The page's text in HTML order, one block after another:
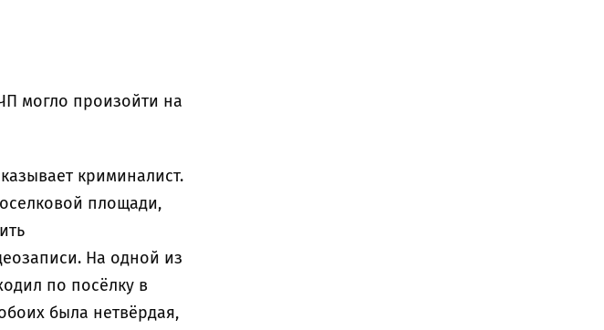
могло произойти на
криминалист.
площади,
На одной из
по посёлку в
была нетвёрдая,